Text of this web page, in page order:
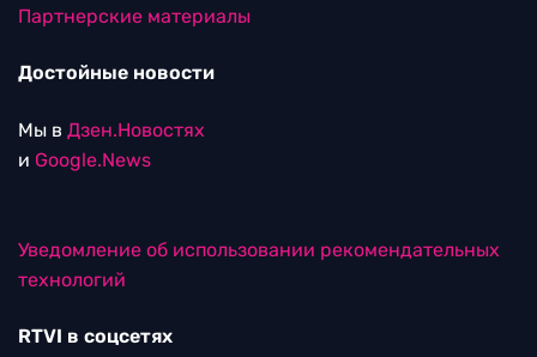
Партнерские материалы
Достойные новости
Мы в Дзен.Новостях
и Google.News
Уведомление об использовании рекомендательных
технологий
RTVI в соцсетях